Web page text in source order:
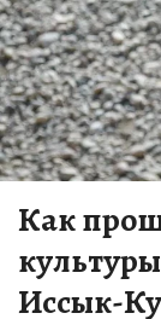
Как
Иссык-